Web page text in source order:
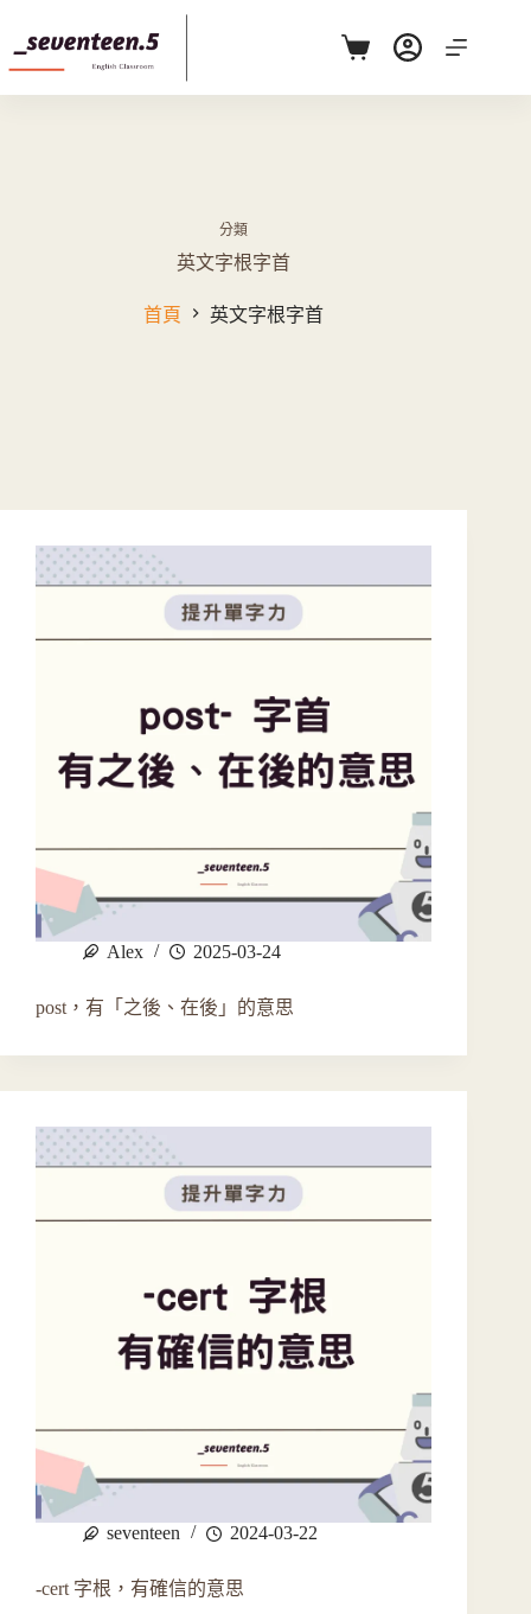
主
要
購
物
分類
英文字根字首
首頁 英文字根字首
Alex 2025-03-24
post，有「之後、在後」的意思
seventeen 2024-03-22
-cert 字根，有確信的意思